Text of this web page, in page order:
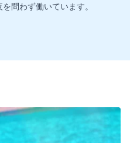
問わず働いています。